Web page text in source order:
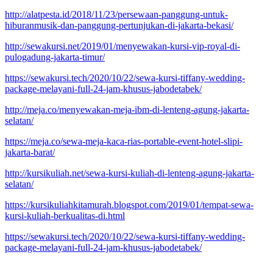
http://alatpesta.id/2018/11/23/persewaan-panggung-untuk-
hiburanmusik-dan-panggung-pertunjukan-di-jakarta-bekasi/
http://sewakursi.net/2019/01/menyewakan-kursi-vip-royal-di-
pulogadung-jakarta-timur/
https://sewakursi.tech/2020/10/22/sewa-kursi-tiffany-wedding-
package-melayani-full-24-jam-khusus-jabodetabek/
http://meja.co/menyewakan-meja-ibm-di-lenteng-agung-jakarta-
selatan/
https://meja.co/sewa-meja-kaca-rias-portable-event-hotel-slipi-
jakarta-barat/
http://kursikuliah.net/sewa-kursi-kuliah-di-lenteng-agung-jakarta-
selatan/
https://kursikuliahkitamurah.blogspot.com/2019/01/tempat-sewa-
kursi-kuliah-berkualitas-di.html
https://sewakursi.tech/2020/10/22/sewa-kursi-tiffany-wedding-
package-melayani-full-24-jam-khusus-jabodetabek/